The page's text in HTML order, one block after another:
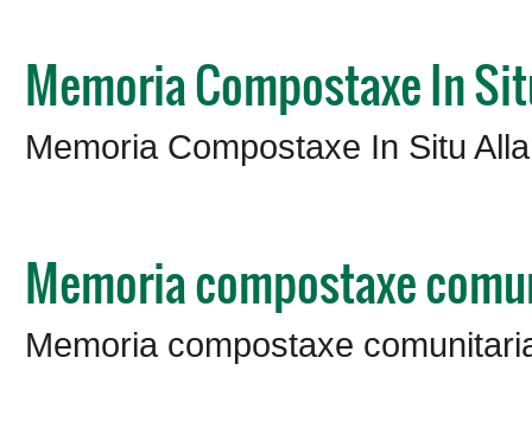
Memoria Compostaxe In
Memoria Compostaxe In Situ
Memoria compostaxe
Memoria compostaxe